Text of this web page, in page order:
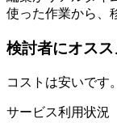
使った作業から、
検討者にオス
コストは安いです。
サービス利用状況